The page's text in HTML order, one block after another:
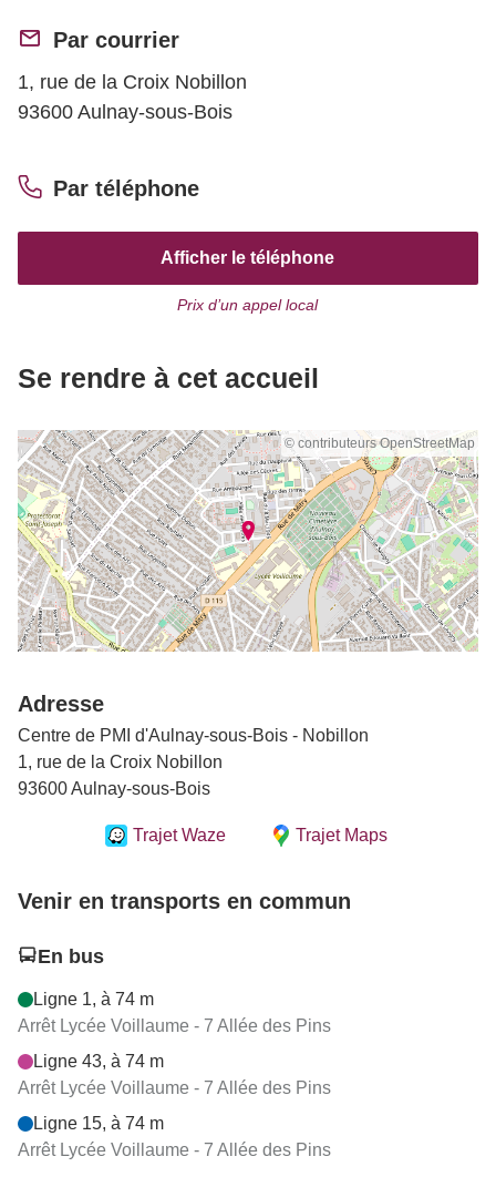
Par courrier
1, rue de la Croix Nobillon
93600 Aulnay-sous-Bois
Par téléphone
Afficher le téléphone
Prix d’un appel local
Se rendre à cet accueil
© contributeurs OpenStreetMap
Adresse
Centre de PMI d'Aulnay-sous-Bois - Nobillon
1, rue de la Croix Nobillon
93600 Aulnay-sous-Bois
Trajet Waze Trajet Maps
Venir en transports en commun
En bus
Ligne 1, à 74 m
Arrêt Lycée Voillaume - 7 Allée des Pins
Ligne 43, à 74 m
Arrêt Lycée Voillaume - 7 Allée des Pins
Ligne 15, à 74 m
Arrêt Lycée Voillaume - 7 Allée des Pins